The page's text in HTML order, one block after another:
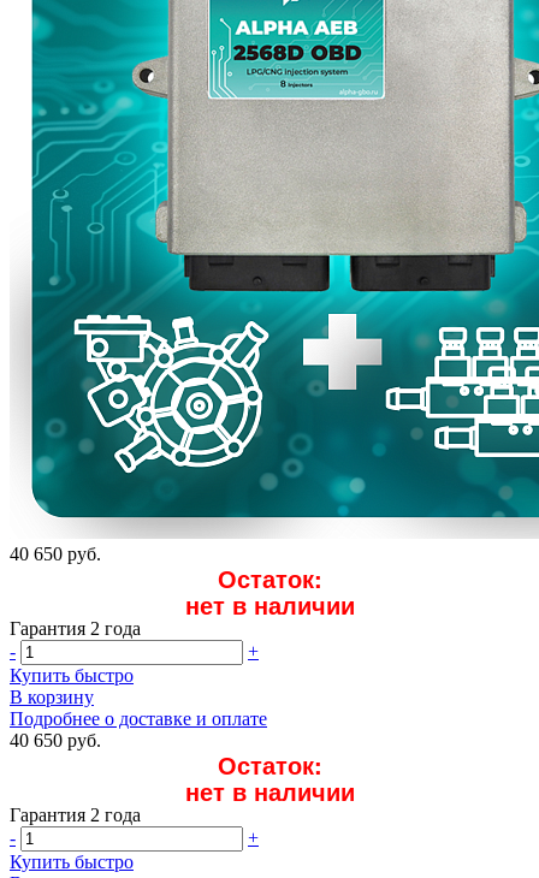
40 650 руб.
Остаток:
нет в наличии
Гарантия 2 года
-
+
Купить быстро
В корзину
Подробнее о доставке и оплате
40 650 руб.
Остаток:
нет в наличии
Гарантия 2 года
-
+
Купить быстро